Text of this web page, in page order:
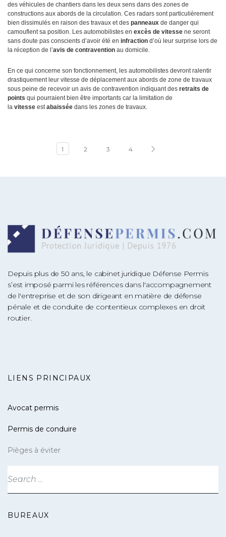
des véhicules de chantiers dans les deux sens dans des zones de
constructions aux abords de la circulation. Ces radars sont particulièrement
bien dissimulés en raison des travaux et des panneaux de danger qui
camouflent sa position. Les automobilistes en excès de vitesse ne seront
sans doute pas conscients d’avoir été en infraction d’où leur surprise lors de
la réception de l’avis de contravention au domicile.
En ce qui concerne son fonctionnement, les automobilistes devront ralentir
drastiquement leur vitesse de déplacement aux abords de zone de travaux
sous peine de recevoir un avis de contravention indiquant des retraits de
points qui pourraient bien être importants car la limitation de
la vitesse estabaissée dans les zones de travaux.
1 2 3 4
Depuis plus de 50 ans, le cabinet juridique Défense Permis
s’est imposé parmi les références dans l'accompagnement
de l'entreprise et de son dirigeant en matière de défense
pénale et de conduite de contentieux complexes en droit
routier.
LIENS PRINCIPAUX
Avocat permis
Permis de conduire
Pièges à éviter
BUREAUX